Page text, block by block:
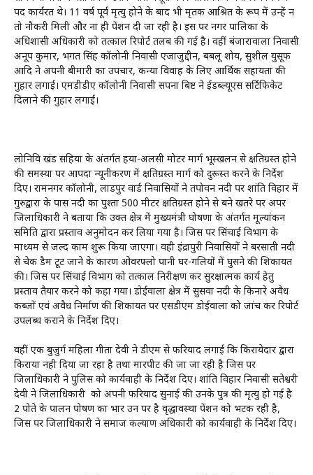
पद कार्यरत थे। 11 वर्ष पूर्व मृत्यु होने के बाद भी मृतक आश्रित के रूप में उन्हें न
तो नौकरी मिली और ना ही पेंशन दी जा रही है। इस पर नगर पालिका के
अधिशासी अधिकारी को तत्काल रिपोर्ट तलब की गई है। वहीं बंजारावाला निवासी
अनूप कुमार, भगत सिंह कॉलोनी निवासी एजाजुद्दीन, बबलू शोय, सुशील युसूफ
आदि ने अपनी बीमारी का उपचार, कन्या विवाह के लिए आर्थिक सहायता की
गुहार लगाई। एमडीडीए कॉलोनी निवासी सपना बिष्ट ने ईडब्ल्यूएस सर्टिफिकेट
दिलाने की गुहार लगाई।
लोनिवि खंड सहिया के अंतर्गत हया-अलसी मोटर मार्ग भूस्खलन से क्षतिग्रस्त होने
की समस्या पर आपदा न्यूनीकरण में क्षतिग्रस्त मार्ग को दुरूस्त करने के निर्देश
दिए। रामनगर कॉलोनी, लाडपुर वार्ड निवासियों ने तपोवन नदी पर शांति विहार में
गुरुद्वारा के पास नदी का पुश्ता 500 मीटर क्षतिग्रस्त होने से बने खतरे पर अपर
जिलाधिकारी ने बताया कि उक्त क्षेत्र में मुख्यमंत्री घोषणा के अंतर्गत मूल्यांकन
समिति द्वारा प्रस्ताव अनुमोदन कर लिया गया है। जिस पर सिंचाई विभाग के
माध्यम से जल्द काम शुरू किया जाएगा। वही इंद्रापुरी निवासियों ने बरसाती नदी
से चेक डैम टूट जाने के कारण ओवरफ्लो पानी घर-गलियों में घुसने की शिकायत
की। जिस पर सिंचाई विभाग को तत्काल निरीक्षण कर सुरक्षात्मक कार्य हेतु
प्रस्ताव तैयार करने को कहा गया। डोईवाला क्षेत्र में सुसवा नदी के किनारे अवैध
कब्जों एवं अवैध निर्माण की शिकायत पर एसडीएम डोईवाला को जांच कर रिपोर्ट
उपलब्ध कराने के निर्देश दिए।
वहीं एक बुजुर्ग महिला गीता देवी ने डीएम से फरियाद लगाई कि किरायेदार द्वारा
किराया नही दिया जा रहा है तथा मारपीट की जा जा रही है जिस पर
जिलाधिकारी ने पुलिस को कार्यवाही के निर्देश दिए। शांति विहार निवासी सतेश्वरी
देवी ने जिलाधिकारी को अपनी फरियाद सुनाई की उनके पुत्र की मृत्यु हो गई है
2 पोते के पालन पोषण का भार उन पर है वृद्धावस्था पेंशन को भटक रही है,
जिस पर जिलाधिकारी ने समाज कल्याण अधिकारी को कार्यवाही के निर्देश दिए।